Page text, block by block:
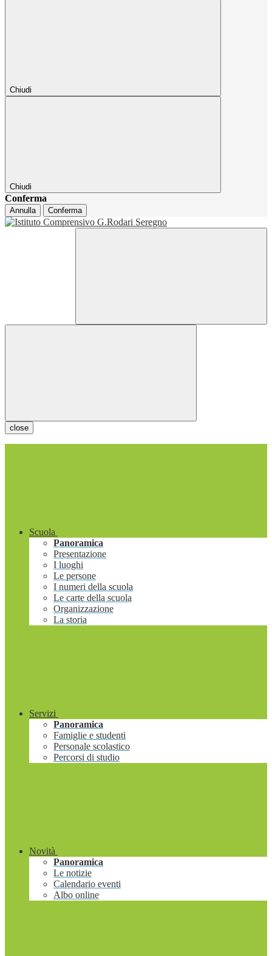
Chiudi
Chiudi
Conferma
Annulla Conferma
close
Scuola
Panoramica
Presentazione
I luoghi
Le persone
I numeri della scuola
Le carte della scuola
Organizzazione
La storia
Servizi
Panoramica
Famiglie e studenti
Personale scolastico
Percorsi di studio
Novità
Panoramica
Le notizie
Calendario eventi
Albo online